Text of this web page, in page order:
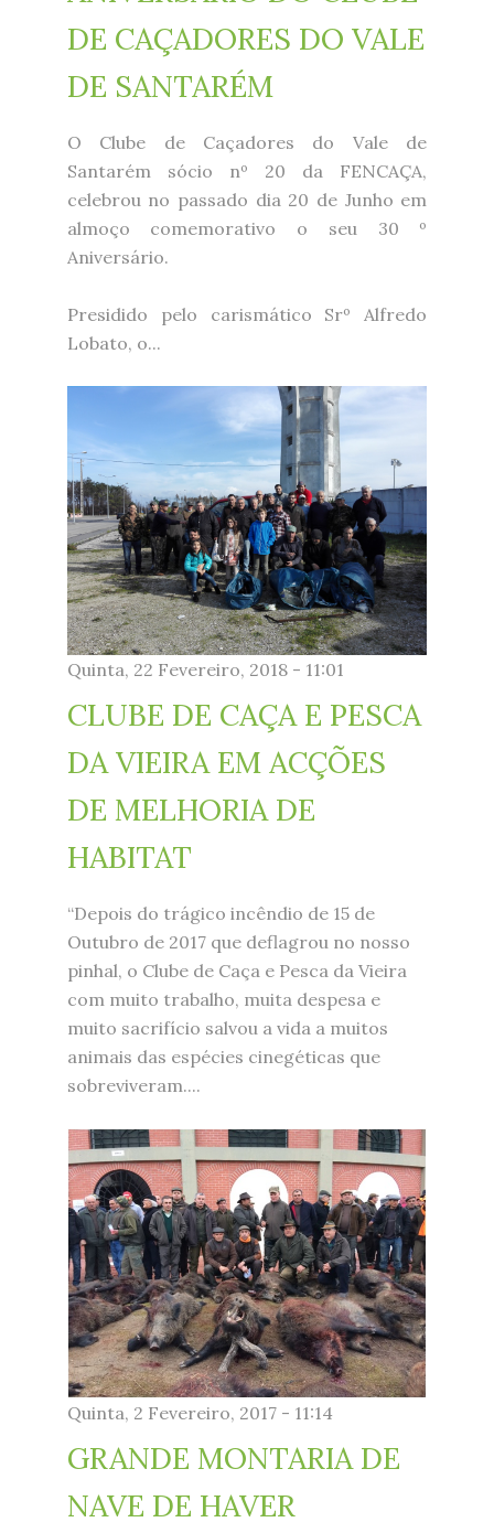
DE CAÇADORES DO VALE
DE SANTARÉM
O Clube de Caçadores do Vale de
Santarém sócio nº 20 da FENCAÇA,
celebrou no passado dia 20 de Junho em
almoço comemorativo o seu 30 º
Aniversário.
Presidido pelo carismático Srº Alfredo
Lobato, o...
Quinta, 22 Fevereiro, 2018 - 11:01
CLUBE DE CAÇA E PESCA
DA VIEIRA EM ACÇÕES
DE MELHORIA DE
HABITAT
“Depois do trágico incêndio de 15 de
Outubro de 2017 que deflagrou no nosso
pinhal, o Clube de Caça e Pesca da Vieira
com muito trabalho, muita despesa e
muito sacrifício salvou a vida a muitos
animais das espécies cinegéticas que
sobreviveram....
mnh3.jpg
Quinta, 2 Fevereiro, 2017 - 11:14
GRANDE MONTARIA DE
NAVE DE HAVER